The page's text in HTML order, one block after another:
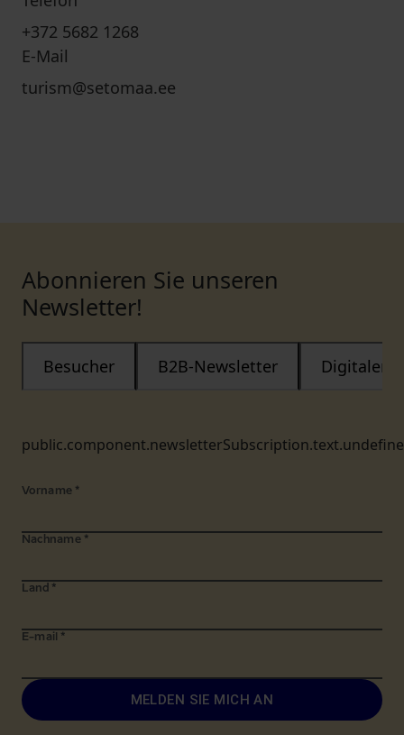
+372 5682 1268
E-Mail
turism@setomaa.ee
Abonnieren Sie unseren
Newsletter!
Besucher B2B-Newsletter Digitaler
Vorname *
Nachname *
Land *
E-mail *
MELDEN SIE MICH AN